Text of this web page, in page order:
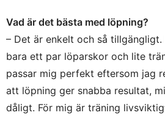
Vad är det bästa med löpning?
– Det är enkelt och så
bara ett par löparskor och lite
passar mig perfekt eftersom jag
att löpning ger snabba resultat,
dåligt. För mig är träning